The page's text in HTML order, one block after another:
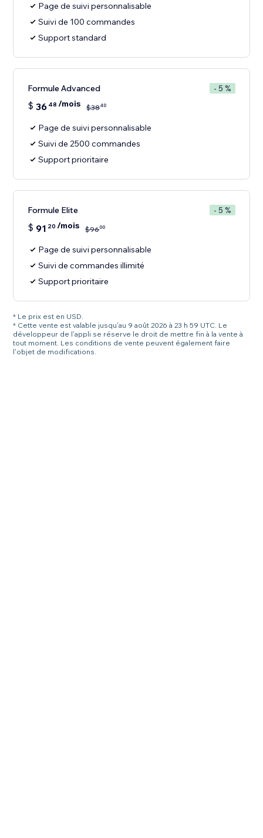
Page de suivi personnalisable
Suivi de 100 commandes
Support standard
Formule Advanced - 5 %
$ 36 48 /mois $3840
Page de suivi personnalisable
Suivi de 2500 commandes
Support prioritaire
Formule Elite - 5 %
$ 91 20 /mois $9600
Page de suivi personnalisable
Suivi de commandes illimité
Support prioritaire
* Le prix est en USD.
* Cette vente est valable jusqu'au 9 août 2026 à 23 h 59 UTC. Le
développeur de l'appli se réserve le droit de mettre fin à la vente à
tout moment. Les conditions de vente peuvent également faire
l'objet de modifications.